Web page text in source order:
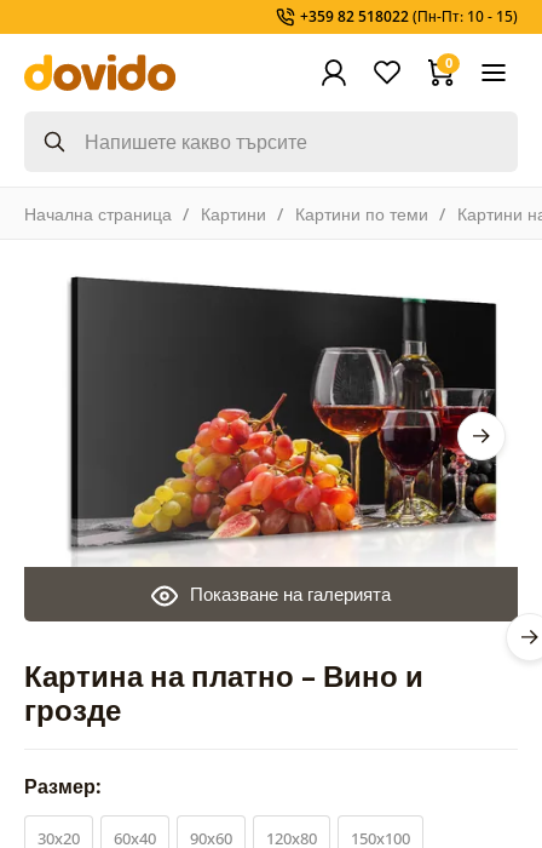
+359 82 518022(Пн-Пт: 10 - 15)
0
Начална страница Картини Картини по теми Картини
Картина на платно – Вино и
грозде
Показване на галерията
Размер:
30x20 60x40 90x60 120x80 150x100